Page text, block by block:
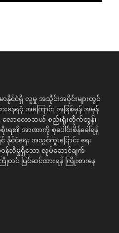
င်ငံရှိ လူမှု အသိုင်းအဝိုင်းများတွင်
းနေရပုံ အကြောင်း အဖြစ်မှန် အမှန်
လောလောဆယ် စည်းရုံးတိုက်တွန်း
းရ၏ အာဏာကို စုပေါင်းစိန်ခေါ်ရန်
နိုင်ငံရေး အသွင်ကူးပြောင်း ရေး
န်သိမှုရှိသော လုပ်ဆောင်ချက်
င် ပြင်ဆင်ထားရန် ကြိုးစားနေ